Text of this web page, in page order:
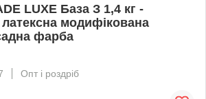
LUXE База З 1,4 кг -
модифікована
фарба
Опт і роздріб